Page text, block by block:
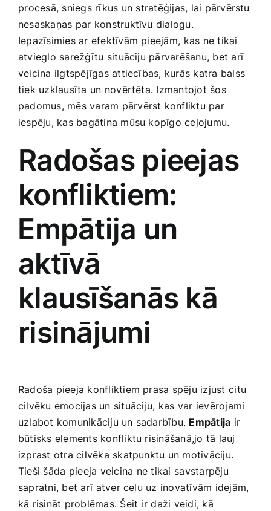
Pakalpojumi
Pārtikas preces
Preces birojam
Preces pieaugušajiem
Rotaļlietas, bērnu preces
Sports, tūrisms un atpūta
TV un Sadzīves tehnika
Zoo preces
⁤procesā,‍ sniegs rīkus un ⁤stratēģijas, lai pārvērstu
nesaskaņas par⁤ konstruktīvu dialogu.
Iepazīsimies ar efektīvām pieejām,⁢ kas ne tikai
‌atvieglo sarežģītu⁣ situāciju pārvarēšanu, bet arī
veicina ilgtspējīgas attiecības, kurās katra balss
tiek uzklausīta⁣ un novērtēta. Izmantojot šos
padomus,‌ mēs varam pārvērst konfliktu par
iespēju, kas bagātina mūsu kopīgo ‌ceļojumu.
Radošas pieejas
konfliktiem:
⁣Empātija un‌
aktīvā​
klausīšanās​ kā
risinājumi
Radoša pieeja konfliktiem prasa spēju izjust⁤ citu
cilvēku emocijas ‍un situāciju,⁤ kas var ⁣ievērojami
uzlabot komunikāciju un sadarbību. Empātija ir
būtisks elements konfliktu risināšanā,jo tā ​ļauj
izprast otra cilvēka skatpunktu un motivāciju.
‌Tieši šāda ⁣pieeja veicina ⁣ne tikai ⁤savstarpēju
sapratni, bet arī⁢ atver ceļu uz inovatīvām idejām,
kā risināt problēmas. Šeit ir ⁣daži veidi, kā